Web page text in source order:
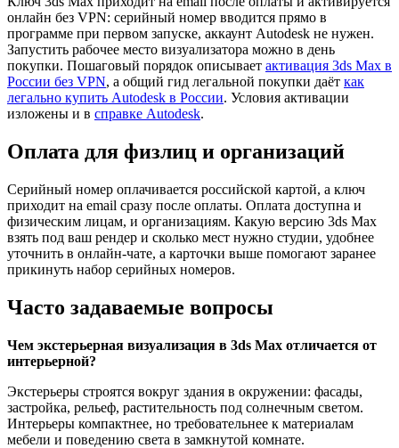
онлайн без VPN: серийный номер вводится прямо в
программе при первом запуске, аккаунт Autodesk не нужен.
Запустить рабочее место визуализатора можно в день
покупки. Пошаговый порядок описывает активация 3ds Max в
России без VPN, а общий гид легальной покупки даёт как
легально купить Autodesk в России. Условия активации
изложены и в справке Autodesk.
Оплата для физлиц и организаций
Серийный номер оплачивается российской картой, а ключ
приходит на email сразу после оплаты. Оплата доступна и
физическим лицам, и организациям. Какую версию 3ds Max
взять под ваш рендер и сколько мест нужно студии, удобнее
уточнить в онлайн-чате, а карточки выше помогают заранее
прикинуть набор серийных номеров.
Часто задаваемые вопросы
Чем экстерьерная визуализация в 3ds Max отличается от
интерьерной?
Экстерьеры строятся вокруг здания в окружении: фасады,
застройка, рельеф, растительность под солнечным светом.
Интерьеры компактнее, но требовательнее к материалам
мебели и поведению света в замкнутой комнате.